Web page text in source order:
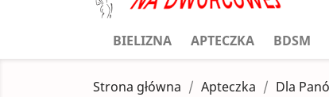
BIELIZNA APTECZKA BDSM
Strona główna Apteczka Dla